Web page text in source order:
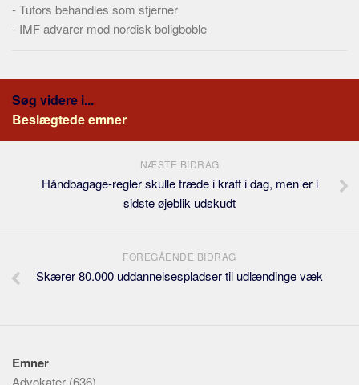
-Tutors behandles som stjerner
- IMF advarer mod nordisk boligboble
Søg videre i...
Beslægtede emner
NÆSTE BIDRAG
Håndbagage-regler skulle træde i kraft i dag, men er i
sidste øjeblik udskudt
FOREGÅENDE BIDRAG
Skærer 80.000 uddannelsespladser til udlændinge væk
Emner
Advokater (636)